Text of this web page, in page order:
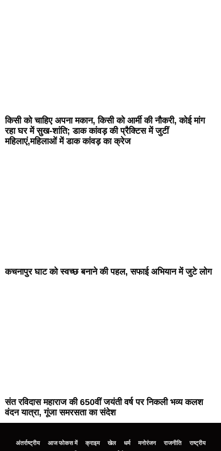
किसी को चाहिए अपना मकान, किसी को आर्मी की नौकरी, कोई मांग
रहा घर में सुख-शांति; डाक कांवड़ की प्रैक्टिस में जुटीं
महिलाएं,महिलाओं में डाक कांवड़ का क्रेज
कचनापुर घाट को स्वच्छ बनाने की पहल, सफाई अभियान में जुटे लोग
संत रविदास महाराज की 650वीं जयंती वर्ष पर निकली भव्य कलश
वंदन यात्रा, गूंजा समरसता का संदेश
अंतर्राष्ट्रीय आज फोकस में क्राइम खेल धर्म मनोरंजन राजनीति
राष्ट्रीय